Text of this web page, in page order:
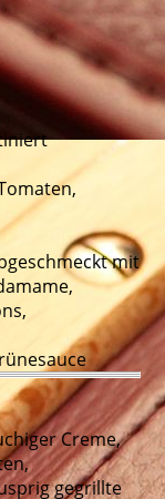
mit
Creme,
gegrillte